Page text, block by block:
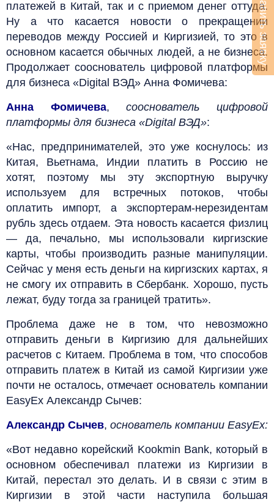
платежей в Китай, так и с приемом денег оттуда.
Ну а что касается новости о прекращении
переводов между Россией и Киргизией, то это в
основном касается обычных людей, а не бизнеса.
Продолжает сооснователь цифровой платформы
для бизнеса «Digital ВЭД» Анна Фомичева:
Анна Фомичева,сооснователь цифровой
платформы для бизнеса «Digital ВЭД»:
«Нас, предпринимателей, это уже коснулось: из
Китая, Вьетнама, Индии платить в Россию не
хотят, поэтому мы эту экспортную выручку
используем для встречных потоков, чтобы
оплатить импорт, а экспортерам-нерезидентам
рубль здесь отдаем. Эта новость касается физлиц
— да, печально, мы использовали киргизские
карты, чтобы производить разные манипуляции.
Сейчас у меня есть деньги на киргизских картах, я
не смогу их отправить в Сбербанк. Хорошо, пусть
лежат, буду тогда за границей тратить».
Проблема даже не в том, что невозможно
отправить деньги в Киргизию для дальнейших
расчетов с Китаем. Проблема в том, что способов
отправить платеж в Китай из самой Киргизии уже
почти не осталось, отмечает основатель компании
EasyEx Александр Сычев:
Александр Сычев, основатель компании EasyEx:
«Вот недавно корейский Kookmin Bank, который в
основном обеспечивал платежи из Киргизии в
Китай, перестал это делать. И в связи с этим в
Киргизии в этой части наступила большая
Оставить заявку